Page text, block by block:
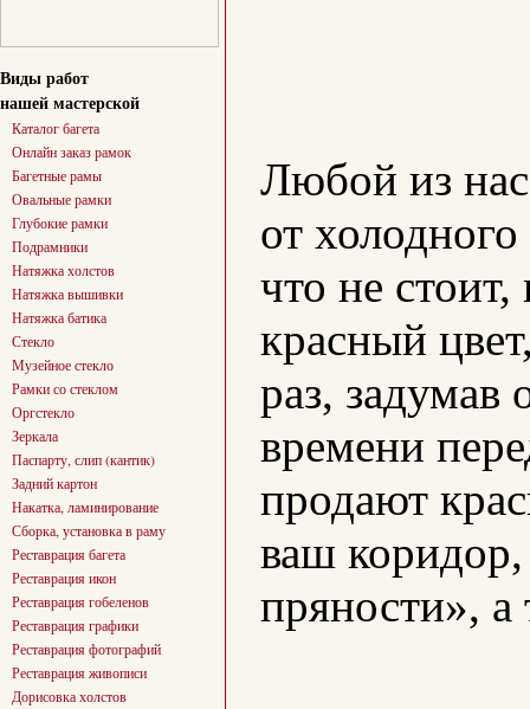
Виды работ
нашей мастерской
Каталог багета
Онлайн заказ рамок
Багетные рамы
Овальные рамки
Глубокие рамки
Подрамники
Натяжка холстов
Натяжка вышивки
Натяжка батика
Стекло
Музейное стекло
Рамки со стеклом
Оргстекло
Зеркала
Паспарту, слип (кантик)
Задний картон
Накатка, ламинирование
Сборка, установка в раму
Реставрация багета
Реставрация икон
Реставрация гобеленов
Реставрация графики
Реставрация фотографий
Реставрация живописи
Дорисовка холстов
Любой из
от
что не
красный
раз, задумав
времени
продают
ваш
пряности»,